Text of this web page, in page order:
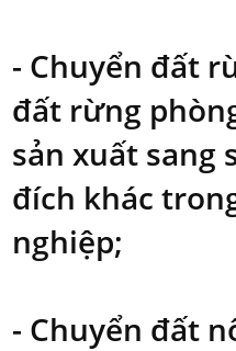
- Chuyển đất
đất rừng
sản xuất sang
đích khác
nghiệp;
- Chuyển đất